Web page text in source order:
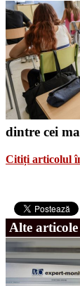
dintre cei
Citiți articolul
Alte